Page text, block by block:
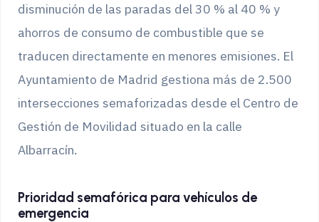
disminución de las paradas del 30 % al 40 % y
ahorros de consumo de combustible que se
traducen directamente en menores emisiones. El
Ayuntamiento de Madrid gestiona más de 2.500
intersecciones semaforizadas desde el Centro de
Gestión de Movilidad situado en la calle
Albarracín.
Prioridad semafórica para vehículos de
emergencia